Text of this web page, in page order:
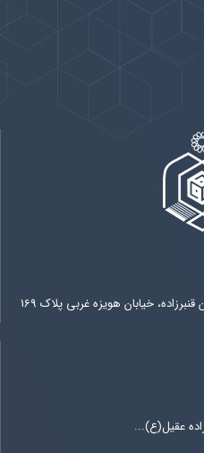
خیابان هویزه غربی پلاک 169
عقیل(ع)...